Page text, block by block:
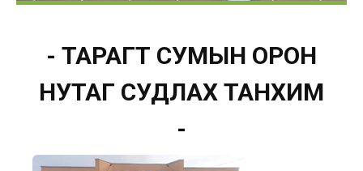
- ТАРАГТ СУМЫН ОРОН
НУТАГ СУДЛАХ ТАНХИМ
-